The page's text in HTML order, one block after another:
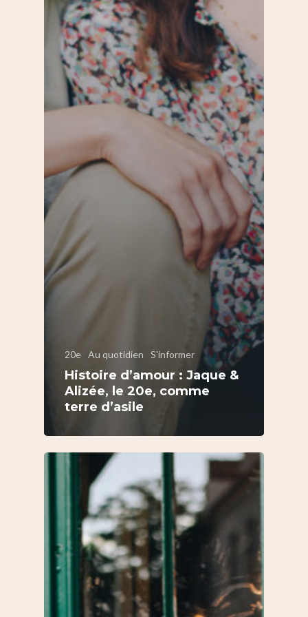
20e Au quotidien S'informer
Histoire d’amour : Jaque &
Alizée, le 20e, comme
terre d’asile